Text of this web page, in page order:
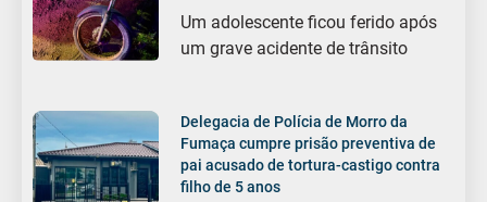
Um adolescente ficou ferido após
um grave acidente de trânsito
Delegacia de Polícia de Morro da
Fumaça cumpre prisão preventiva de
pai acusado de tortura-castigo contra
filho de 5 anos